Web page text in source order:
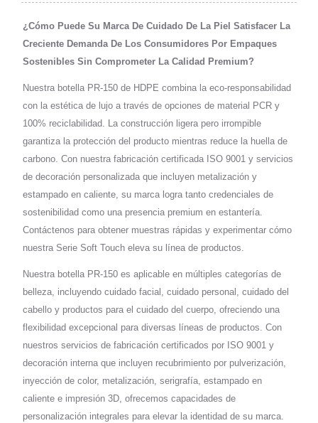
¿Cómo Puede Su Marca De Cuidado De La Piel Satisfacer La
Creciente Demanda De Los Consumidores Por Empaques
Sostenibles Sin Comprometer La Calidad Premium?
Nuestra botella PR-150 de HDPE combina la eco-responsabilidad
con la estética de lujo a través de opciones de material PCR y
100% reciclabilidad. La construcción ligera pero irrompible
garantiza la protección del producto mientras reduce la huella de
carbono. Con nuestra fabricación certificada ISO 9001 y servicios
de decoración personalizada que incluyen metalización y
estampado en caliente, su marca logra tanto credenciales de
sostenibilidad como una presencia premium en estantería.
Contáctenos para obtener muestras rápidas y experimentar cómo
nuestra Serie Soft Touch eleva su línea de productos.
Nuestra botella PR-150 es aplicable en múltiples categorías de
belleza, incluyendo cuidado facial, cuidado personal, cuidado del
cabello y productos para el cuidado del cuerpo, ofreciendo una
flexibilidad excepcional para diversas líneas de productos. Con
nuestros servicios de fabricación certificados por ISO 9001 y
decoración interna que incluyen recubrimiento por pulverización,
inyección de color, metalización, serigrafía, estampado en
caliente e impresión 3D, ofrecemos capacidades de
personalización integrales para elevar la identidad de su marca.